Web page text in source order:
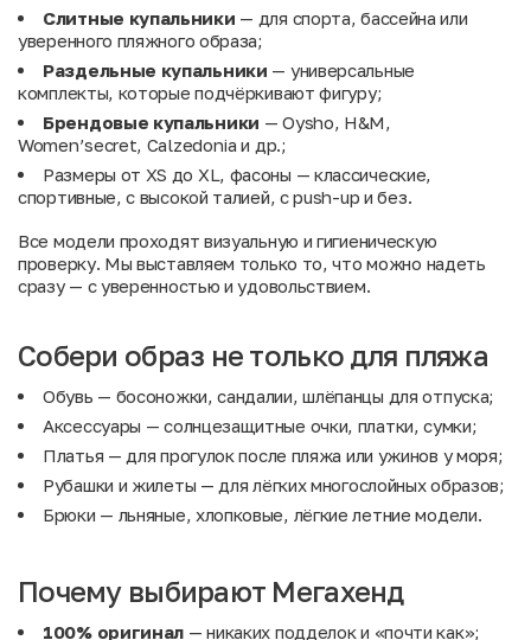
Слитные купальники — для спорта, бассейна или
уверенного пляжного образа;
Раздельные купальники — универсальные
комплекты, которые подчёркивают фигуру;
Брендовые купальники — Oysho, H&M,
Women’secret, Calzedonia и др.;
Размеры от XS до XL, фасоны — классические,
спортивные, с высокой талией, с push-up и без.
Все модели проходят визуальную и гигиеническую
проверку. Мы выставляем только то, что можно надеть
сразу — с уверенностью и удовольствием.
Собери образ не только для пляжа
Обувь — босоножки, сандалии, шлёпанцы для отпуска;
Аксессуары — солнцезащитные очки, платки, сумки;
Платья — для прогулок после пляжа или ужинов у моря;
Рубашки и жилеты — для лёгких многослойных образов;
Брюки — льняные, хлопковые, лёгкие летние модели.
Почему выбирают Мегахенд
100% оригинал — никаких подделок и «почти как»;